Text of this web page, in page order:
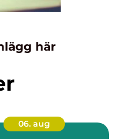
här
06. aug